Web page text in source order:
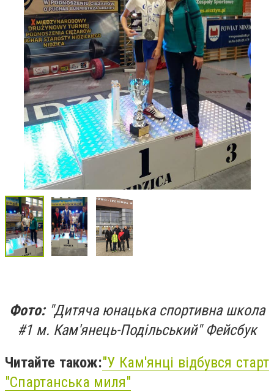
Фото:"Дитяча юнацька спортивна школа
#1 м. Кам'янець-Подільський" Фейсбук
Читайте також:"У Кам'янці відбувся старт
"Спартанська миля"